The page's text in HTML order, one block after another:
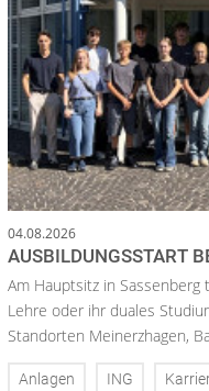
04.08.2026
AUSBILDUNGSSTART
Am Hauptsitz in
Lehre oder ihr duales
Standorten Meinerzhagen,
Anlagen ING